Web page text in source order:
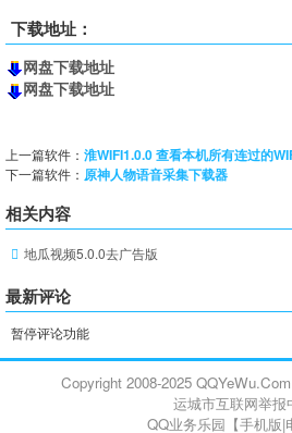
下载地址：
网盘下载地址
网盘下载地址
上一篇软件： 淮WIFI1.0.0 查看本机所有连过的
下一篇软件： 原神人物语音采集下载器
相关内容
地瓜视频5.0.0去广告版
最新评论
暂停评论功能
Copyright 2008-2025
运城市互联网举报
QQ业务乐园【手机版|